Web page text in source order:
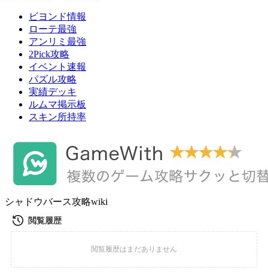
ビヨンド情報
ローテ最強
アンリミ最強
2Pick攻略
イベント速報
パズル攻略
実績デッキ
ルムマ掲示板
スキン所持率
シャドウバース攻略wiki